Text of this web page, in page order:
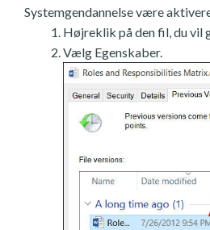
Systemgendannelse være
Højreklik på den fil, du vil
Vælg Egenskaber.